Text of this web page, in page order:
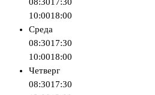
10:0018:00
Среда
08:3017:30
10:0018:00
Четверг
08:3017:30